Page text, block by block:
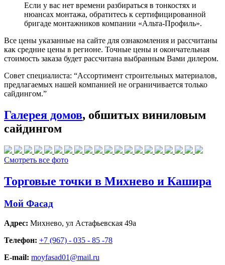
Если у вас нет времени разбираться в тонкостях и
нюансах монтажа, обратитесь к сертифицированной
бригаде монтажников компании «Альта-Профиль».
Все цены указанные на сайте для ознакомления и рассчитаны
как средние цены в регионе. Точные цены и окончательная
стоимость заказа будет рассчитана выбранным Вами дилером.
Совет специалиста: “Ассортимент строительных материалов,
предлагаемых нашей компанией не ограничивается только
сайдингом.”
Галерея домов, обшитых виниловым
сайдингом
Смотреть все фото
Торговые точки в Михнево и Кашира
Мой Фасад
Адрес: Михнево, ул Астафьевская 49а
Телефон: +7 (967) - 035 - 85 -78
E-mail: moyfasad01@mail.ru